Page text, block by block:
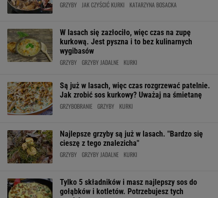
GRZYBY JAK CZYŚCIĆ KURKI KATARZYNA BOSACKA
W lasach się zazłociło, więc czas na zupę
kurkową. Jest pyszna i to bez kulinarnych
wygibasów
GRZYBY GRZYBY JADALNE KURKI
Są już w lasach, więc czas rozgrzewać patelnie.
Jak zrobić sos kurkowy? Uważaj na śmietanę
GRZYBOBRANIE GRZYBY KURKI
Najlepsze grzyby są już w lasach. "Bardzo się
cieszę z tego znalezicha"
GRZYBY GRZYBY JADALNE KURKI
Tylko 5 składników i masz najlepszy sos do
gołąbków i kotletów. Potrzebujesz tych